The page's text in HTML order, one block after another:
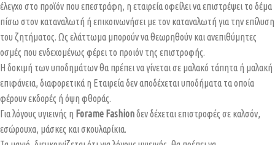
έλεγχο στο προϊόν που επεστράφη, η εταιρεία οφείλει να επιστρέψει το δέμα
πίσω στον καταναλωτή ή επικοινωνήσει με τον καταναλωτή για την επίλυση
του ζητήματος. Ως ελάττωμα μπορούν να θεωρηθούν και ανεπιθύμητες
οσμές που ενδεχομένως φέρει το προιόν της επιστροφής.
Η δοκιμή των υποδημάτων θα πρέπει να γίνεται σε μαλακό τάπητα ή μαλακή
επιφάνεια, διαφορετικά η Εταιρεία δεν αποδέχεται υποδήματα τα οποία
φέρουν εκδορές ή όψη φθοράς.
Για λόγους υγιεινής η Forame Fashionδεν δέχεται επιστροφές σε καλσόν,
εσώρουχα, μάσκες και σκουλαρίκια.